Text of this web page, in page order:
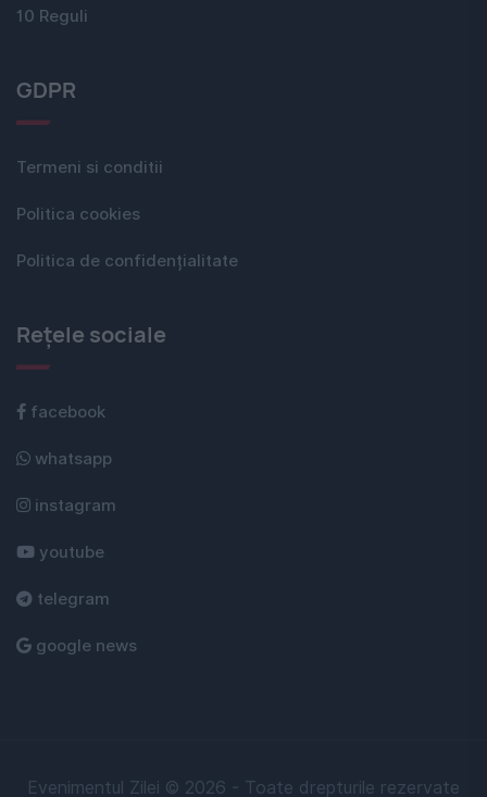
10 Reguli
GDPR
Termeni si conditii
Politica cookies
Politica de confidențialitate
Rețele sociale
facebook
whatsapp
instagram
youtube
telegram
google news
Evenimentul Zilei © 2026 - Toate drepturile rezervate